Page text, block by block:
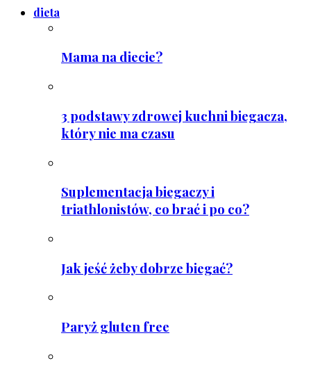
dieta
Mama na diecie?
3 podstawy zdrowej kuchni biegacza,
który nie ma czasu
Suplementacja biegaczy i
triathlonistów, co brać i po co?
Jak jeść żeby dobrze biegać?
Paryż gluten free